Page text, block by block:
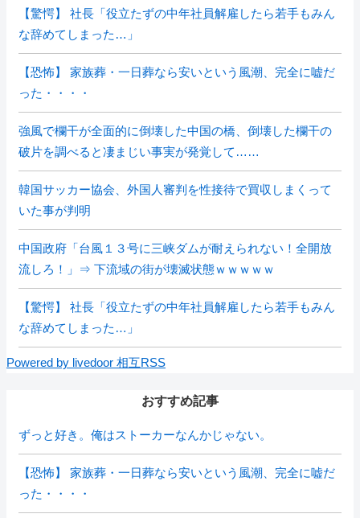
【驚愕】 社長「役立たずの中年社員解雇したら若手もみん
な辞めてしまった…」
【恐怖】 家族葬・一日葬なら安いという風潮、完全に嘘だ
った・・・・
強風で欄干が全面的に倒壊した中国の橋、倒壊した欄干の
破片を調べると凄まじい事実が発覚して……
韓国サッカー協会、外国人審判を性接待で買収しまくって
いた事が判明
中国政府「台風１３号に三峡ダムが耐えられない！全開放
流しろ！」⇒ 下流域の街が壊滅状態ｗｗｗｗｗ
【驚愕】 社長「役立たずの中年社員解雇したら若手もみん
な辞めてしまった…」
Powered by livedoor 相互RSS
おすすめ記事
ずっと好き。俺はストーカーなんかじゃない。
【恐怖】 家族葬・一日葬なら安いという風潮、完全に嘘だ
った・・・・